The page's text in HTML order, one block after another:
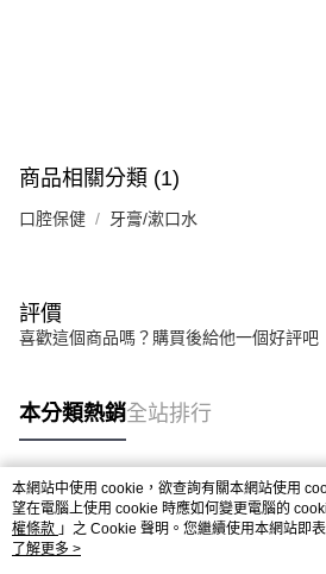
商品相關分類 (1)
口腔保健 牙膏/漱口水
評價
喜歡這個商品嗎？購買後給他一個好評吧
本分類熱銷全站排行
熱門標籤
本網站中使用 cookie，欲查詢有關本網站使用
望在電腦上使用 cookie 時應如何變更電腦的
權條款 」之 Cookie 聲明。您繼續使用本網站即
用條款之 Cookie 聲明使用 cookie。
了解更多 >